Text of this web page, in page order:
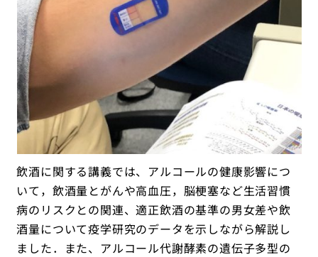
飲酒に関する講義では、アルコールの健康影響につ
いて，飲酒量とがんや高血圧，脳梗塞など生活習慣
病のリスクとの関連、適正飲酒の基準の男女差や飲
酒量について疫学研究のデータを示しながら解説し
ました．また、アルコール代謝酵素の遺伝子多型の